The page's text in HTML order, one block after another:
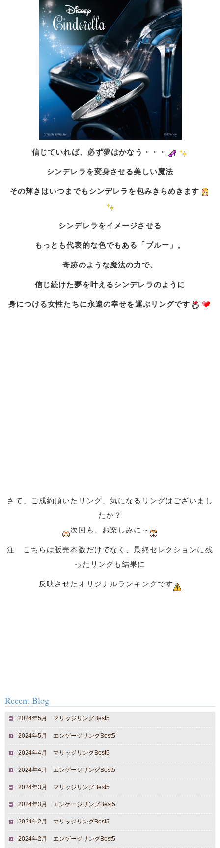
信じていれば、必ず夢はかなう・・・
シンデレラを変身させる美しい魔法
その輝きはいつまでもシンデレラを包みきらめきます
シンデレラをイメージさせる
もっとも代表的な色でもある「ブルー」。
奇跡のような魔法の力で、
信じ続けた夢を叶えるシンデレラのように
身につける女性たちに永遠の幸せを運ぶリングです
さて、ご成約頂いたリング、気になるリングはございまし
たか？
次回も、お楽しみに～
注 こちらは販売本数だけでなく、最終セレクションに残
ったリングも結果に
反映させたオリジナルランキングです
Recent Blog
2024年5月 マリッジリングBest5
2024年5月 エンゲージリングBest5
2024年4月 マリッジリングBest5
2024年4月 エンゲージリングBest5
2024年3月 マリッジリングBest5
2024年3月 エンゲージリングBest5
2024年2月 マリッジリングBest5
2024年2月 エンゲージリングBest5